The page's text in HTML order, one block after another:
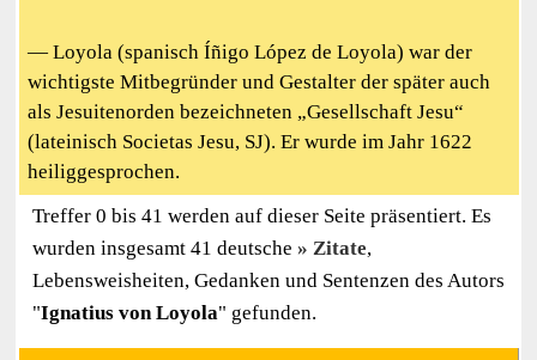
— Loyola (spanisch Íñigo López de Loyola) war der
wichtigste Mitbegründer und Gestalter der später auch
als Jesuitenorden bezeichneten „Gesellschaft Jesu“
(lateinisch Societas Jesu, SJ). Er wurde im Jahr 1622
heiliggesprochen.
Treffer 0 bis 41 werden auf dieser Seite präsentiert. Es
wurden insgesamt 41 deutsche
Zitate,
Lebensweisheiten, Gedanken und Sentenzen des Autors
"Ignatius von Loyola" gefunden.